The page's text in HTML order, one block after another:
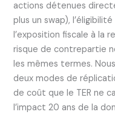
actions détenues
plus un swap), l’éligibilité
l’exposition fiscale à la
risque de contrepartie
les mêmes termes.
deux modes de
de coût que le TER ne
l’impact 20 ans de la